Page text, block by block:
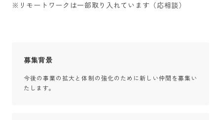
※リモートワークは一部取り入れています（応相談）
募集背景
今後の事業の拡大と体制の強化のために新しい仲間を募集い
たします。